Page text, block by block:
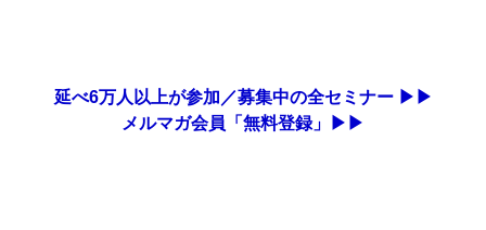
延べ6万人以上が参加／募集中の全セミナー ▶▶
メルマガ会員「無料登録」▶▶